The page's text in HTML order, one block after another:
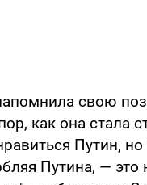
свою
как она стала
Путин, но
Путина, — это